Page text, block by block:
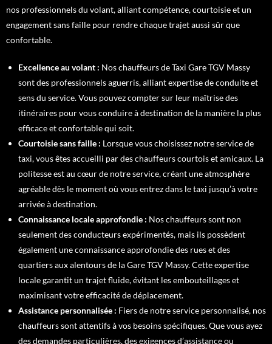
nos professionnels du volant, alliant compétence, courtoisie et un
engagement sans faille pour rendre chaque trajet aussi sûr que
confortable.
Excellence au volant : Nos chauffeurs de Taxi Gare TGV Massy
sont des professionnels aguerris, alliant expertise de conduite et
sens du service. Vous pouvez compter sur leur maîtrise des
itinéraires pour vous conduire à destination de la manière la plus
efficace et confortable qui soit.
Courtoisie sans faille : Lorsque vous choisissez notre service de
taxi, vous êtes accueilli par des chauffeurs courtois et amicaux. La
politesse est au cœur de notre service, créant une atmosphère
agréable dès le moment où vous entrez dans le taxi jusqu’à votre
arrivée à destination.
Connaissance locale approfondie : Nos chauffeurs sont non
seulement des conducteurs expérimentés, mais ils possèdent
également une connaissance approfondie des rues et des
quartiers aux alentours de la Gare TGV Massy. Cette expertise
locale garantit un trajet fluide, évitant les embouteillages et
maximisant votre efficacité de déplacement.
Assistance personnalisée : Fiers de notre service personnalisé, nos
chauffeurs sont attentifs à vos besoins spécifiques. Que vous ayez
des demandes particulières, des exigences d’assistance ou